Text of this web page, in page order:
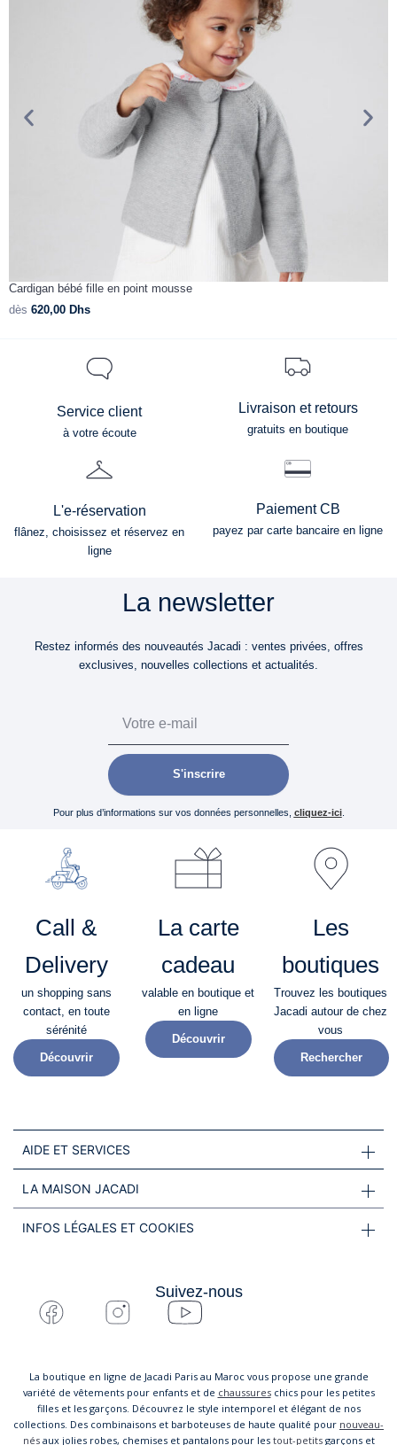
Cardigan bébé fille en point mousse
dès 620,00 Dhs
Service client
à votre écoute
Livraison et retours
gratuits en boutique
L'e-réservation
flânez, choisissez et réservez en
ligne
Paiement CB
payez par carte bancaire en ligne
La newsletter
Restez informés des nouveautés Jacadi : ventes privées, offres
exclusives, nouvelles collections et actualités.
S'inscrire
Pour plus d’informations sur vos données personnelles, cliquez-ici.
Call &
Delivery
un shopping sans
contact, en toute
sérénité​
Découvrir
La carte
cadeau
valable en boutique et
en ligne
Découvrir
Les
boutiques
Trouvez les boutiques
Jacadi autour de chez
vous
Rechercher
AIDE ET SERVICES
LA MAISON JACADI
INFOS LÉGALES ET COOKIES
Suivez-nous
La boutique en ligne de Jacadi Paris au Maroc vous propose une grande
variété de vêtements pour enfants et de chaussureschics pour les petites
filles et les garçons. Découvrez le style intemporel et élégant de nos
collections. Des combinaisons et barboteuses de haute qualité pour nouveau-
nésaux jolies robes, chemises et pantalons pour les tout-petitsgarçons et